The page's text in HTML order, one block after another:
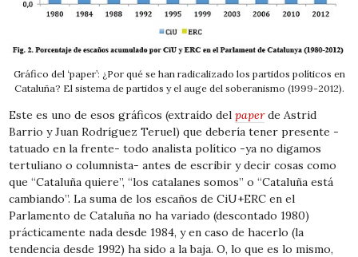
Gráfico del ‘paper’: ¿Por qué se han radicalizado los partidos políticos en
Cataluña? El sistema de partidos y el auge del soberanismo (1999-2012).
Este es uno de esos gráficos (extraído delpaperde Astrid
Barrio y Juan Rodríguez Teruel) que debería tener presente -
tatuado en la frente- todo analista político -ya no digamos
tertuliano o columnista- antes de escribir y decir cosas como
que “Cataluña quiere”, “los catalanes somos” o “Cataluña está
cambiando”. La suma de los escaños de CiU+ERC en el
Parlamento de Cataluña no ha variado (descontado 1980)
prácticamente nada desde 1984, y en caso de hacerlo (la
tendencia desde 1992) ha sido a la baja. O, lo que es lo mismo,